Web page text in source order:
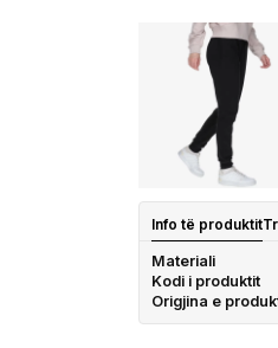
Info të produktit
Materiali
Kodi i produktit
Origjina e